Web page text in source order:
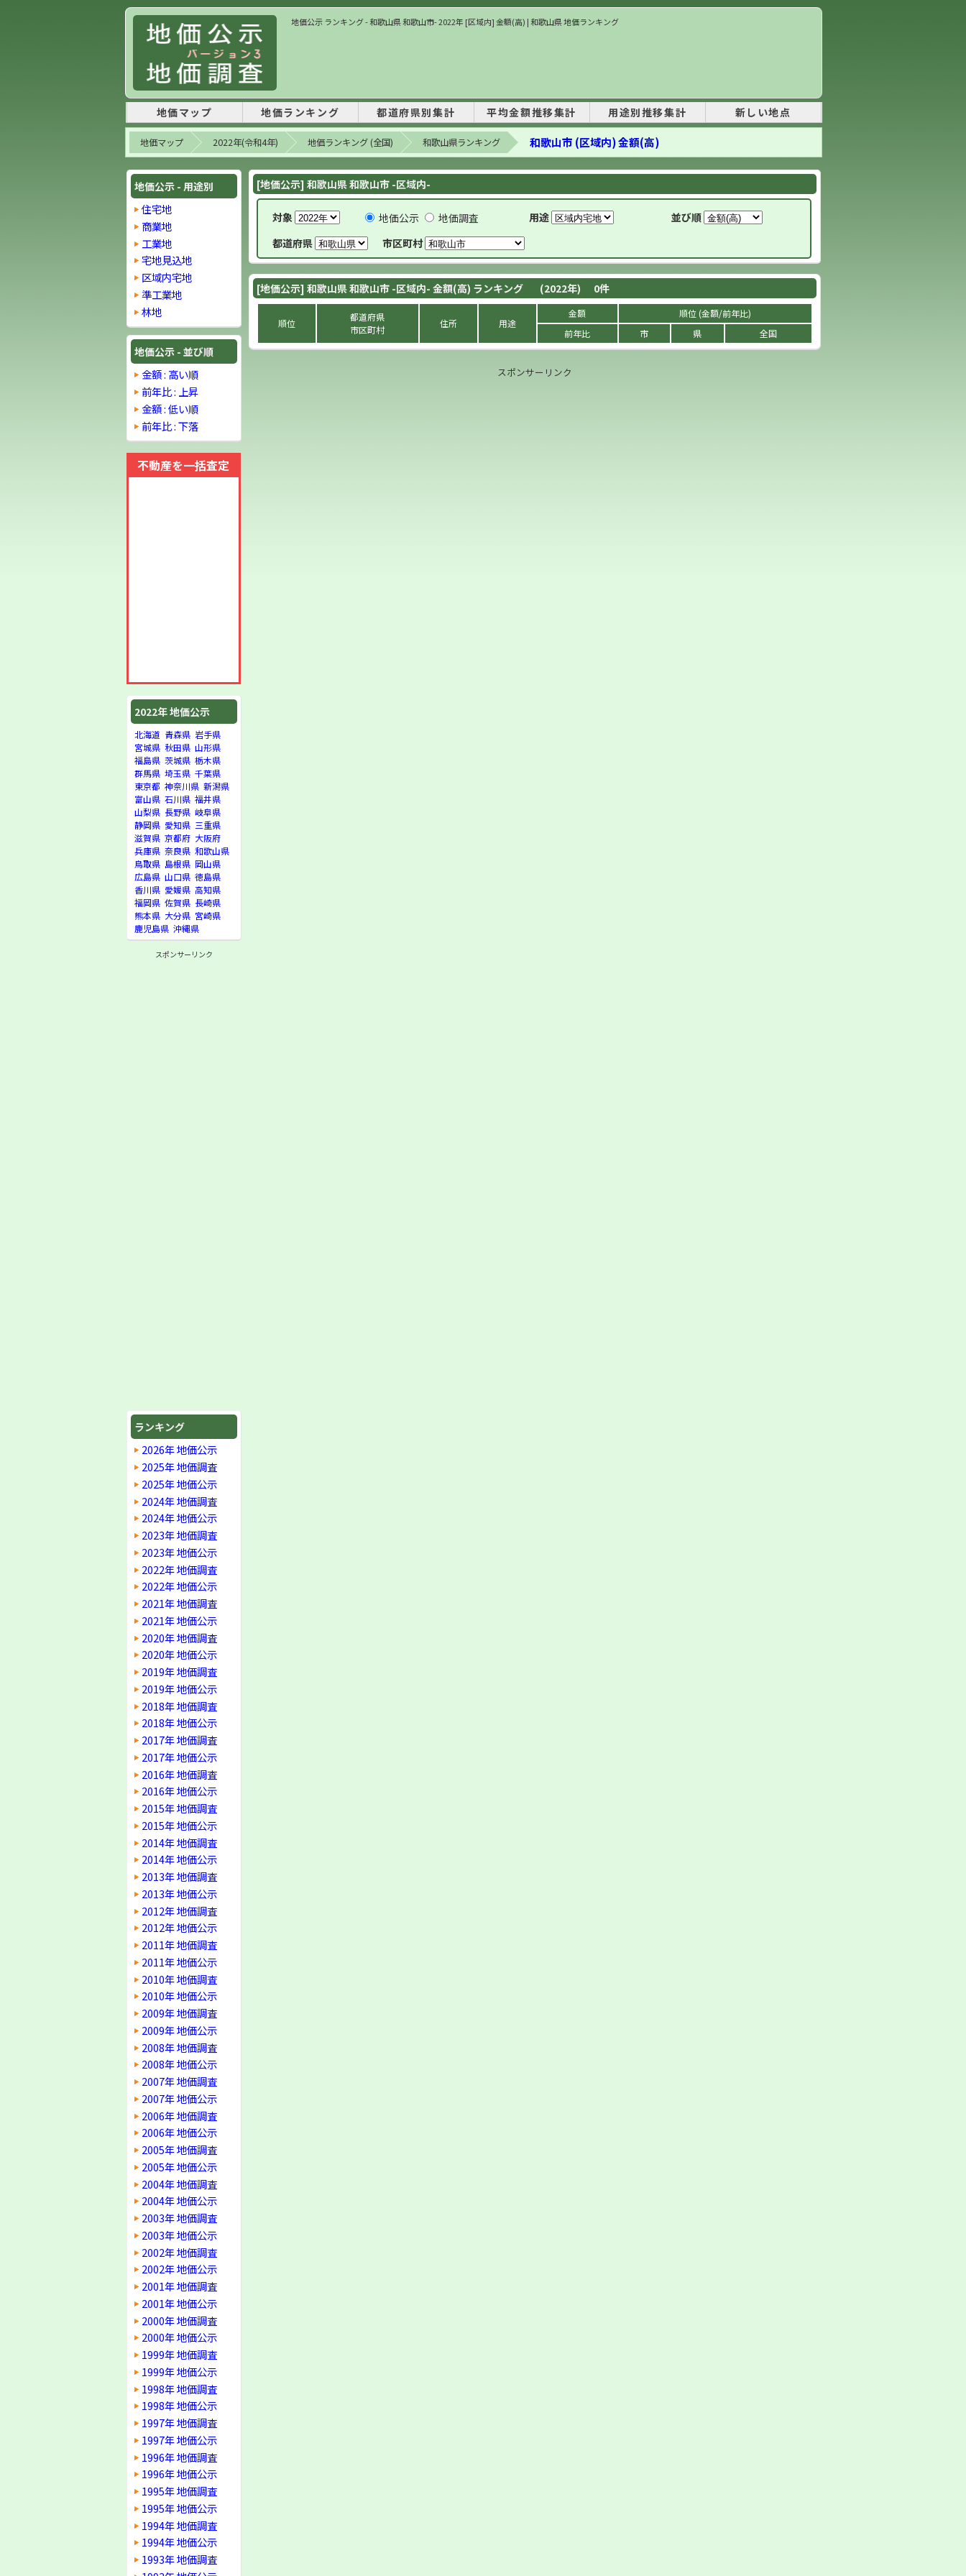
地価公示 ランキング - 和歌山県 和歌山市- 2022年 [区域内] 金額(高) | 和歌山県 地価ランキング
地価マップ 地価ランキング 都道府県別集計 平均金額推移集計 用途別推移集計 新しい地点
地価マップ 2022年(令和4年) 地価ランキング (全国) 和歌山県ランキング 和歌山市 (区域内) 金額(高)
地価公示 - 用途別
住宅地
商業地
工業地
宅地見込地
区域内宅地
準工業地
林地
地価公示 - 並び順
金額 : 高い順
前年比 : 上昇
金額 : 低い順
前年比 : 下落
不動産を一括査定
2022年 地価公示
北海道 青森県 岩手県
宮城県 秋田県 山形県
福島県 茨城県 栃木県
群馬県 埼玉県 千葉県
東京都 神奈川県 新潟県
富山県 石川県 福井県
山梨県 長野県 岐阜県
静岡県 愛知県 三重県
滋賀県 京都府 大阪府
兵庫県 奈良県 和歌山県
鳥取県 島根県 岡山県
広島県 山口県 徳島県
香川県 愛媛県 高知県
福岡県 佐賀県 長崎県
熊本県 大分県 宮崎県
鹿児島県 沖縄県
スポンサーリンク
ランキング
2026年 地価公示
2025年 地価調査
2025年 地価公示
2024年 地価調査
2024年 地価公示
2023年 地価調査
2023年 地価公示
2022年 地価調査
2022年 地価公示
2021年 地価調査
2021年 地価公示
2020年 地価調査
2020年 地価公示
2019年 地価調査
2019年 地価公示
2018年 地価調査
2018年 地価公示
2017年 地価調査
2017年 地価公示
2016年 地価調査
2016年 地価公示
2015年 地価調査
2015年 地価公示
2014年 地価調査
2014年 地価公示
2013年 地価調査
2013年 地価公示
2012年 地価調査
2012年 地価公示
2011年 地価調査
2011年 地価公示
2010年 地価調査
2010年 地価公示
2009年 地価調査
2009年 地価公示
2008年 地価調査
2008年 地価公示
2007年 地価調査
2007年 地価公示
2006年 地価調査
2006年 地価公示
2005年 地価調査
2005年 地価公示
2004年 地価調査
2004年 地価公示
2003年 地価調査
2003年 地価公示
2002年 地価調査
2002年 地価公示
2001年 地価調査
2001年 地価公示
2000年 地価調査
2000年 地価公示
1999年 地価調査
1999年 地価公示
1998年 地価調査
1998年 地価公示
1997年 地価調査
1997年 地価公示
1996年 地価調査
1996年 地価公示
1995年 地価調査
1995年 地価公示
1994年 地価調査
1994年 地価公示
1993年 地価調査
[地価公示] 和歌山県 和歌山市 -区域内-
対象 地価公示 地価調査 用途
並び順
都道府県
市区町村
[地価公示] 和歌山県 和歌山市 -区域内- 金額(高) ランキング (2022年) 0件
順位
都道府県
市区町村
住所 用途
金額
順位 (金額/前年比)
前年比
市 県 全国
スポンサーリンク